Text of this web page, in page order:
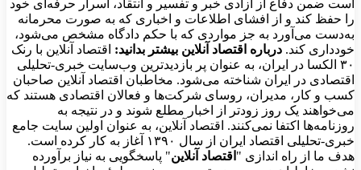
است ضمن دفاع از آزادی خبر و تفسیر و انتقاد، اسرار حرفه‌ای خود
را حفظ کند و از افشای اطلاعات و اخباری که به صورت محرمانه
به‌دست می‌آورد به جز مواردی که با حکم دادگاه مشخص می‌شود،
خودداری کند. درباره اقتصاد آنلاین بیشتر بدانید: اقتصاد آنلاین با رنک
۳۰ الکسا در ایران، به عنوان پر بازدیدترین وب‌سایت خبری-تحلیلی
اقتصادی در ایران شناخته می‌شود. مخاطبان اقتصاد آنلاین صاحبان
کسب و کار، مدیران، روسای شرکت‌ها و فعالان اقتصادی هستند که
می‌خواهند یک روز زودتر از اخبار مطلع شوند و در نتیجه به
روزنامه‌ها اکتفا نمی‌کنند. اقتصاد آنلاین، به عنوان اولین سایت جامع
خبری-تحلیلی اقتصاد ایران از سال ۱۳۹۰ آغاز به کار کرده است.
هدف ما از راه اندازی " اقتصاد آنلاین" پاسخگویی به نیاز برآورده